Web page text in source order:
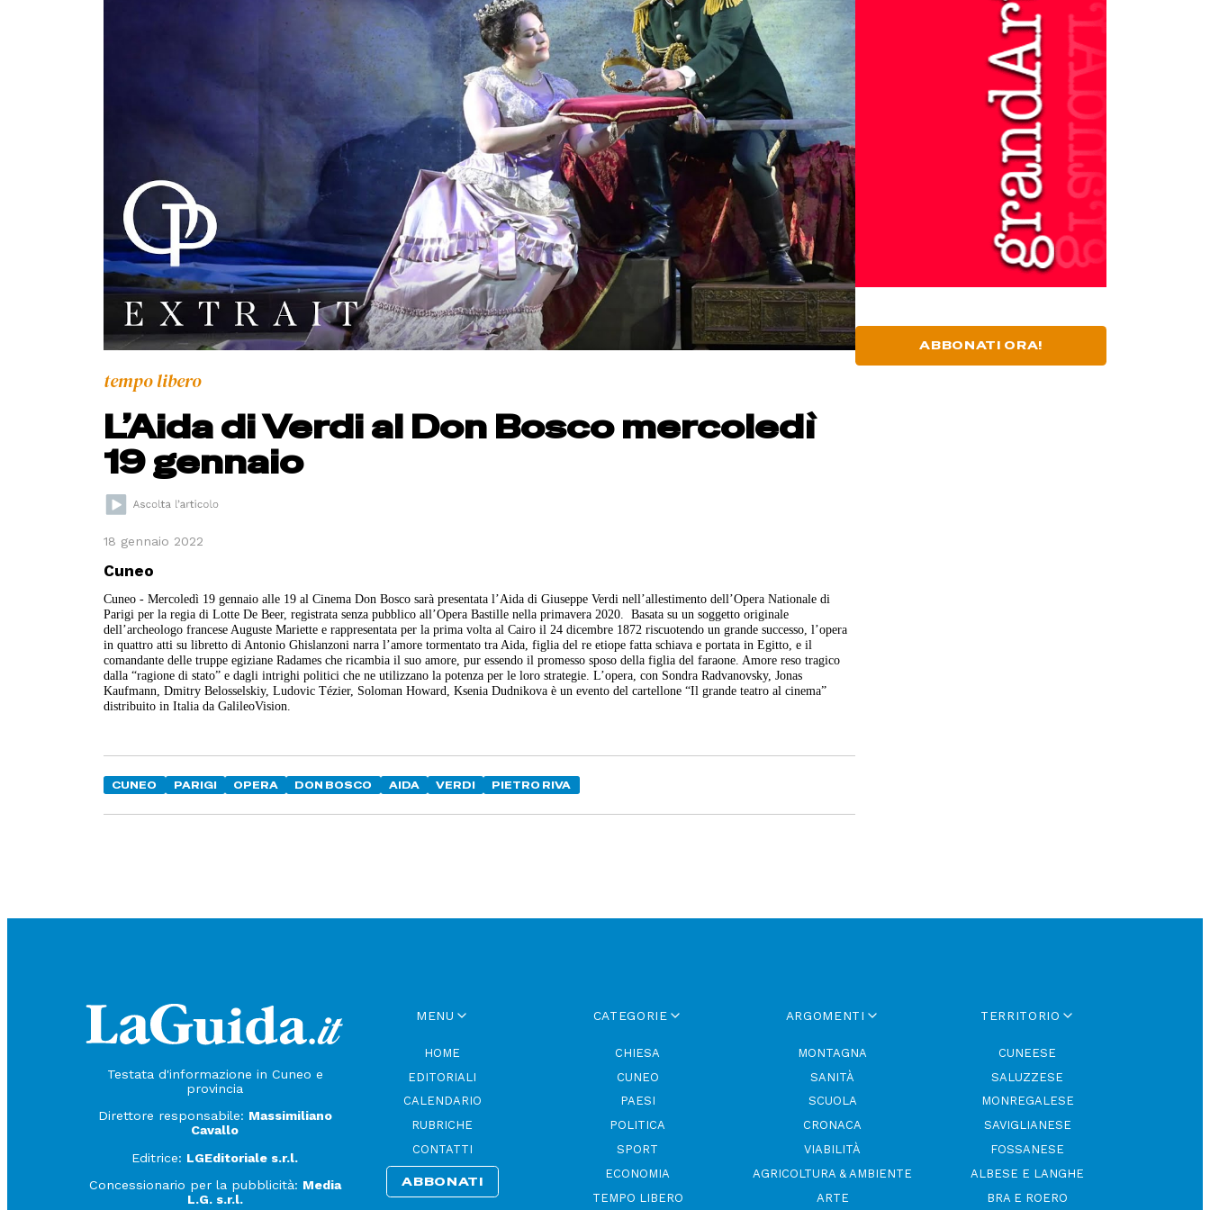
tempo libero
L’Aida di Verdi al Don Bosco mercoledì
19 gennaio
18 gennaio 2022
Cuneo
Cuneo - Mercoledì 19 gennaio alle 19 al Cinema Don Bosco sarà presentata l’Aida di Giuseppe Verdi nell’allestimento dell’Opera Nationale di
Parigi per la regia di Lotte De Beer, registrata senza pubblico all’Opera Bastille nella primavera 2020. Basata su un soggetto originale
dell’archeologo francese Auguste Mariette e rappresentata per la prima volta al Cairo il 24 dicembre 1872 riscuotendo un grande successo, l’opera
in quattro atti su libretto di Antonio Ghislanzoni narra l’amore tormentato tra Aida, figlia del re etiope fatta schiava e portata in Egitto, e il
comandante delle truppe egiziane Radames che ricambia il suo amore, pur essendo il promesso sposo della figlia del faraone. Amore reso tragico
dalla “ragione di stato” e dagli intrighi politici che ne utilizzano la potenza per le loro strategie. L’opera, con Sondra Radvanovsky, Jonas
Kaufmann, Dmitry Belosselskiy, Ludovic Tézier, Soloman Howard, Ksenia Dudnikova è un evento del cartellone “Il grande teatro al cinema”
distribuito in Italia da GalileoVision.
CUNEO PARIGI OPERA DON BOSCO AIDA VERDI PIETRO RIVA
ABBONATI ORA!
Testata d'informazione in Cuneo e
provincia
Direttore responsabile: Massimiliano
Cavallo
Editrice: LGEditoriale s.r.l.
Concessionario per la pubblicità: Media
L.G. s.r.l.
MENU
HOME
EDITORIALI
CALENDARIO
RUBRICHE
CONTATTI
ABBONATI
CATEGORIE
CHIESA
CUNEO
PAESI
POLITICA
SPORT
ECONOMIA
TEMPO LIBERO
ARGOMENTI
MONTAGNA
SANITÀ
SCUOLA
CRONACA
VIABILITÀ
AGRICOLTURA & AMBIENTE
ARTE
TERRITORIO
CUNEESE
SALUZZESE
MONREGALESE
SAVIGLIANESE
FOSSANESE
ALBESE E LANGHE
BRA E ROERO